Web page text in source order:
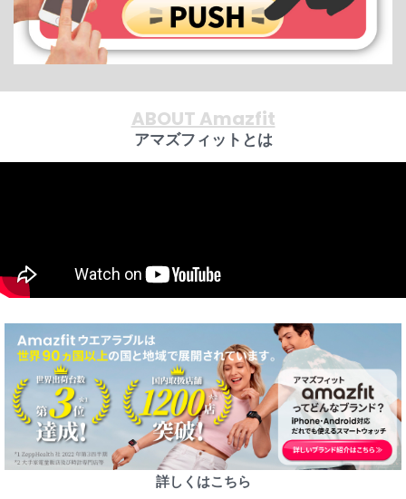
ABOUT Amazfit
アマズフィットとは
詳しくはこちら